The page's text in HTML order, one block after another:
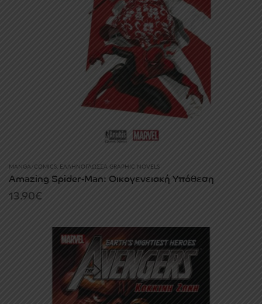
MANGA/COMICS, ΕΛΛΗΝΌΓΛΩΣΣΑ GRAPHIC NOVELS
Amazing Spider-Man: Οικογενειακή Υπόθεση
13.90€